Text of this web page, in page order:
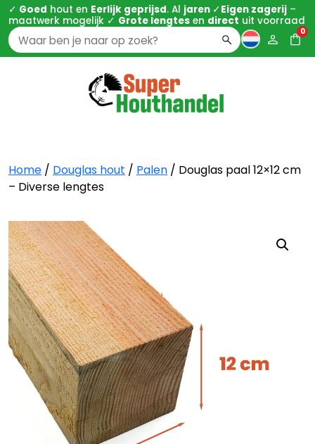
✓ Goed hout en Eerlijk geprijsd. Al jaren ✓Eigen zagerij –
maatwerk mogelijk ✓ Grote lengtes en direct uit voorraad
Zoeken
naar:
0
Home / Douglas hout / Palen / Douglas paal 12×12 cm
– Diverse lengtes